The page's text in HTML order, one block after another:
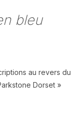
bleu
au revers du
Dorset »